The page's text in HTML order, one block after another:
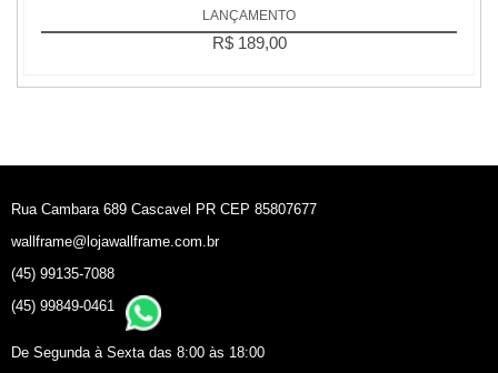
LANÇAMENTO
R$ 189,00
Rua Cambara 689 Cascavel PR CEP 85807677
wallframe@lojawallframe.com.br
(45) 99135-7088
(45) 99849-0461
De Segunda à Sexta das 8:00 às 18:00